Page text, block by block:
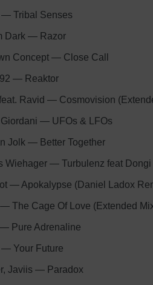
— Tribal Senses
Dark — Razor
Concept — Close Call
— Reaktor
Ravid — Cosmovision
Giordani — UFOs & LFOs
Jolk — Better Together
Wiehager — Turbulenz feat Dongi
— Apokalypse (Daniel Ladox
— The Cage Of Love (Extended
— Pure Adrenaline
— Your Future
Javiis — Paradox